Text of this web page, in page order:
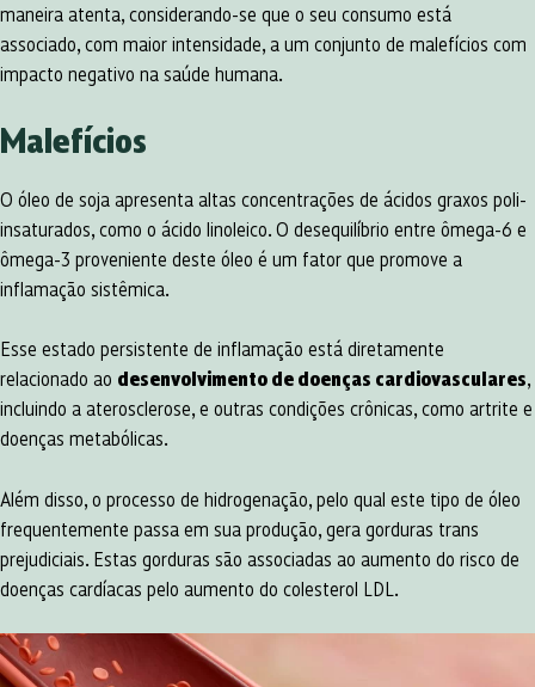
maneira atenta, considerando-se que o seu consumo está
associado, com maior intensidade, a um conjunto de malefícios com
impacto negativo na saúde humana.
Malefícios
O óleo de soja apresenta altas concentrações de ácidos graxos poli-
insaturados, como o ácido linoleico. O desequilíbrio entre ômega-6 e
ômega-3 proveniente deste óleo é um fator que promove a
inflamação sistêmica.
Esse estado persistente de inflamação está diretamente
relacionado ao desenvolvimento de doenças cardiovasculares,
incluindo a aterosclerose, e outras condições crônicas, como artrite e
doenças metabólicas.
Além disso, o processo de hidrogenação, pelo qual este tipo de óleo
frequentemente passa em sua produção, gera gorduras trans
prejudiciais. Estas gorduras são associadas ao aumento do risco de
doenças cardíacas pelo aumento do colesterol LDL.